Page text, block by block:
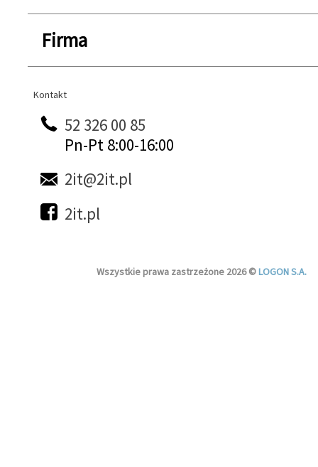
Firma
Kontakt
Kontakt
52 326 00 85
Pn-Pt 8:00-16:00
2it@2it.pl
2it.pl
Wszystkie prawa zastrzeżone 2026 ©LOGON S.A.